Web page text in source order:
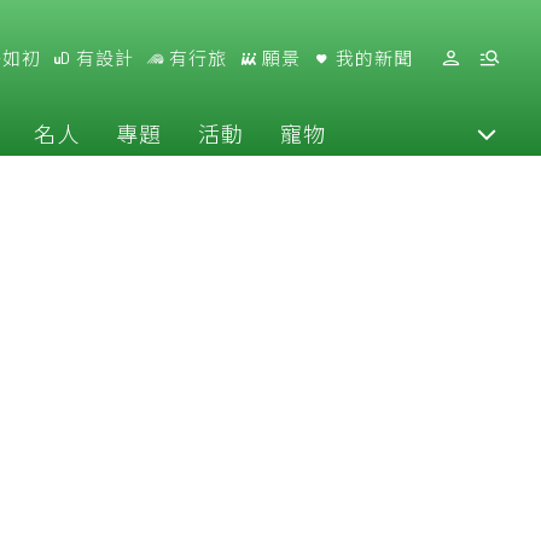
初 有設計 有行旅 願景 我的新聞
名人 專題 活動 寵物